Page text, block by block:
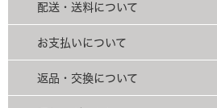
配送・送料について
お支払いについて
返品・交換について